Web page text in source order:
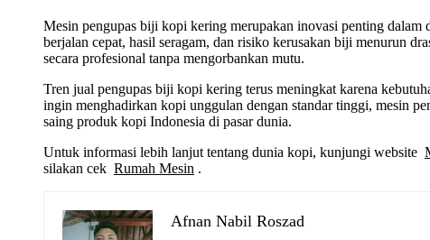
Mesin pengupas biji kopi kering merupakan inovasi penting dalam
berjalan cepat, hasil seragam, dan risiko kerusakan biji menurun
secara profesional tanpa mengorbankan mutu.
Tren jual pengupas biji kopi kering terus meningkat karena
ingin menghadirkan kopi unggulan dengan standar tinggi, mesin
saing produk kopi Indonesia di pasar dunia.
Untuk informasi lebih lanjut tentang dunia kopi, kunjungi website
silakan cek Rumah Mesin .
Afnan Nabil Roszad